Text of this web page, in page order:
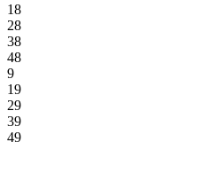
18
28
38
48
9
19
29
39
49